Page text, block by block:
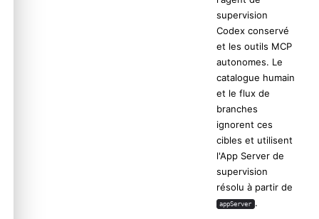
supervision
Codex conservé
et les outils MCP
autonomes. Le
catalogue humain
et le flux de
branches
ignorent ces
cibles et utilisent
l'App Server de
supervision
résolu à partir de
appServer .